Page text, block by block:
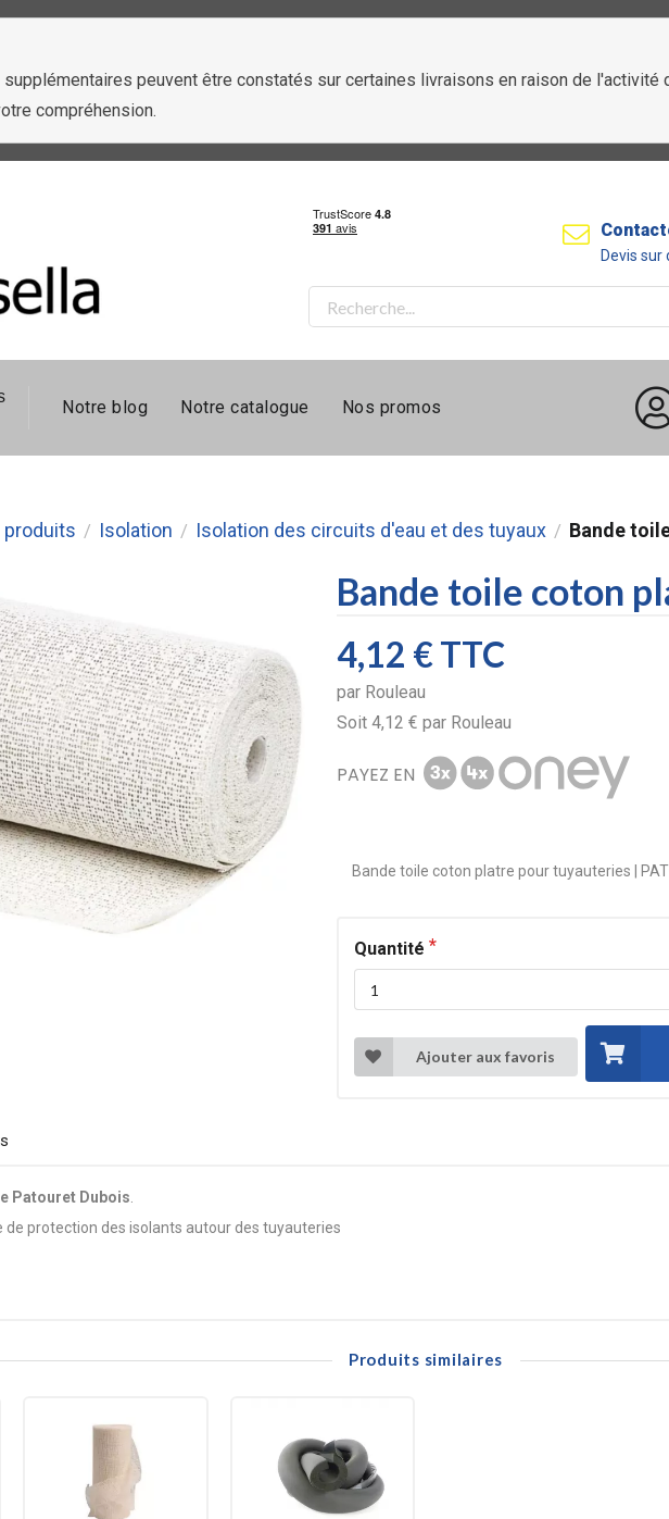
peuvent être constatés sur certaines livraisons en raison de
compréhension.
Devis sur
Notre blog Notre catalogue Nos promos
produits / Isolation / Isolation des circuits d'eau et des tuyaux / Bande
Bande toile coton
4,12 €TTC
par Rouleau
Soit4,12 € par Rouleau
PAYEZ EN
Bande toile coton platre pour tuyauteries |
Quantité
Ajouter aux favoris
Patouret Dubois.
de protection des isolants autour des tuyauteries
Produits similaires